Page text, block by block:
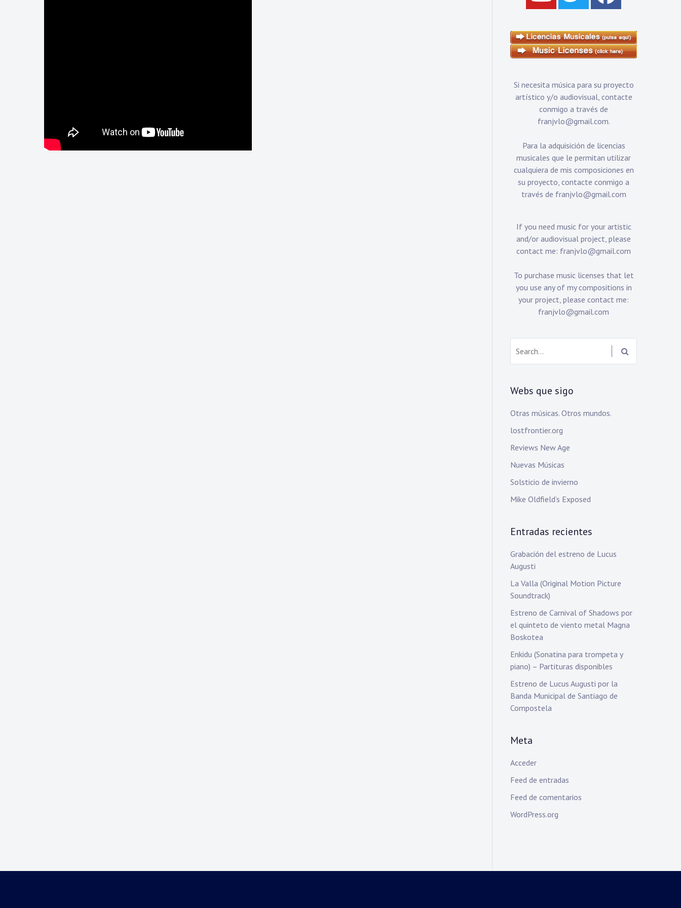
Si necesita música para su proyecto
artístico y/o audiovisual, contacte
conmigo a través de
franjvlo@gmail.com.
Para la adquisición de licencias
musicales que le permitan utilizar
cualquiera de mis composiciones en
su proyecto, contacte conmigo a
través de franjvlo@gmail.com
If you need music for your artistic
and/or audiovisual project, please
contact me: franjvlo@gmail.com
To purchase music licenses that let
you use any of my compositions in
your project, please contact me:
franjvlo@gmail.com
Webs que sigo
Otras músicas. Otros mundos.
lostfrontier.org
Reviews New Age
Nuevas Músicas
Solsticio de invierno
Mike Oldfield’s Exposed
Entradas recientes
Grabación del estreno de Lucus
Augusti
La Valla (Original Motion Picture
Soundtrack)
Estreno de Carnival of Shadows por
el quinteto de viento metal Magna
Boskotea
Enkidu (Sonatina para trompeta y
piano) – Partituras disponibles
Estreno de Lucus Augusti por la
Banda Municipal de Santiago de
Compostela
Meta
Acceder
Feed de entradas
Feed de comentarios
WordPress.org